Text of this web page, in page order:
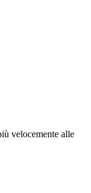
velocemente alle